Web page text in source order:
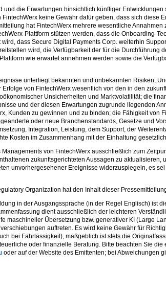
die Erwartungen hinsichtlich künftiger Entwicklungen
keine Gewähr dafür geben, dass sich diese
hat FintechWerx mehrere wesentliche
Plattform stützen werden, dass die Onboarding-
dass Secure Digital Payments Corp. weiterhin
wird, die Verfügbarkeit der für die Durchführung
wie erwartet annehmen werden sowie die
unterliegt bekannten und unbekannten Risiken,
von FintechWerx wesentlich von den in den
Unsicherheiten und Marktvolatilität; die
und der diesen Erwartungen zugrunde liegenden
Kunden zu gewinnen und zu binden; die Fähigkeit von
oder neue Branchenstandards, Gesetze und
Integration, Leistung, dem Support, der
Kosten im Zusammenhang mit der Einhaltung
von FintechWerx ausschließlich zum
zukunftsgerichteten Aussagen zu aktualisieren,
unvorhergesehener Ereignisse widerzuspiegeln, es
Organization hat den Inhalt dieser
in der Ausgangssprache (in der Regel Englisch) ist
dient ausschließlich der leichteren
maschineller Übersetzung bzw. generativer KI (Large
auftreten. Es wird keine Gewähr für
bei Fahrlässigkeit), maßgeblich ist stets die
oder finanzielle Beratung. Bitte beachten Sie
oder auf der Website des Emittenten; bei Abweichungen